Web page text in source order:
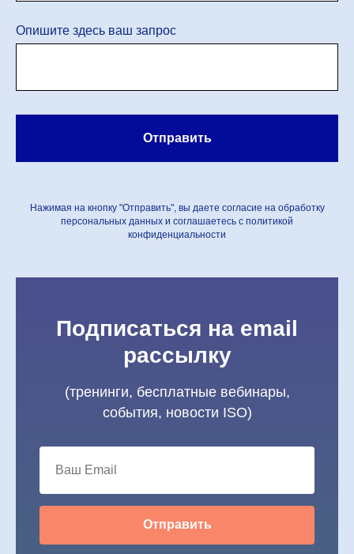
Опишите здесь ваш запрос
Отправить
Нажимая на кнопку "Отправить", вы даете согласие на обработку
персональных данных и соглашаетесь c политикой
конфиденциальности
Подписаться на email
рассылку
(тренинги, бесплатные вебинары,
события, новости ISO)
Отправить